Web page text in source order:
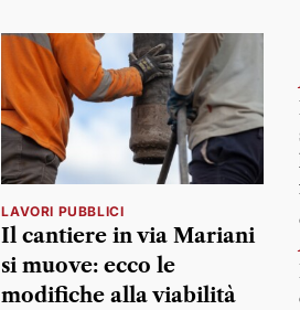
LAVORI PUBBLICI
Il cantiere in via Mariani
si muove: ecco le
modifiche alla viabilità